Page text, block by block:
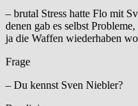
– brutal Stress hatte Flo mit
denen gab es selbst
ja die Waffen wiederhaben
Frage
– Du kennst Sven Niebler?